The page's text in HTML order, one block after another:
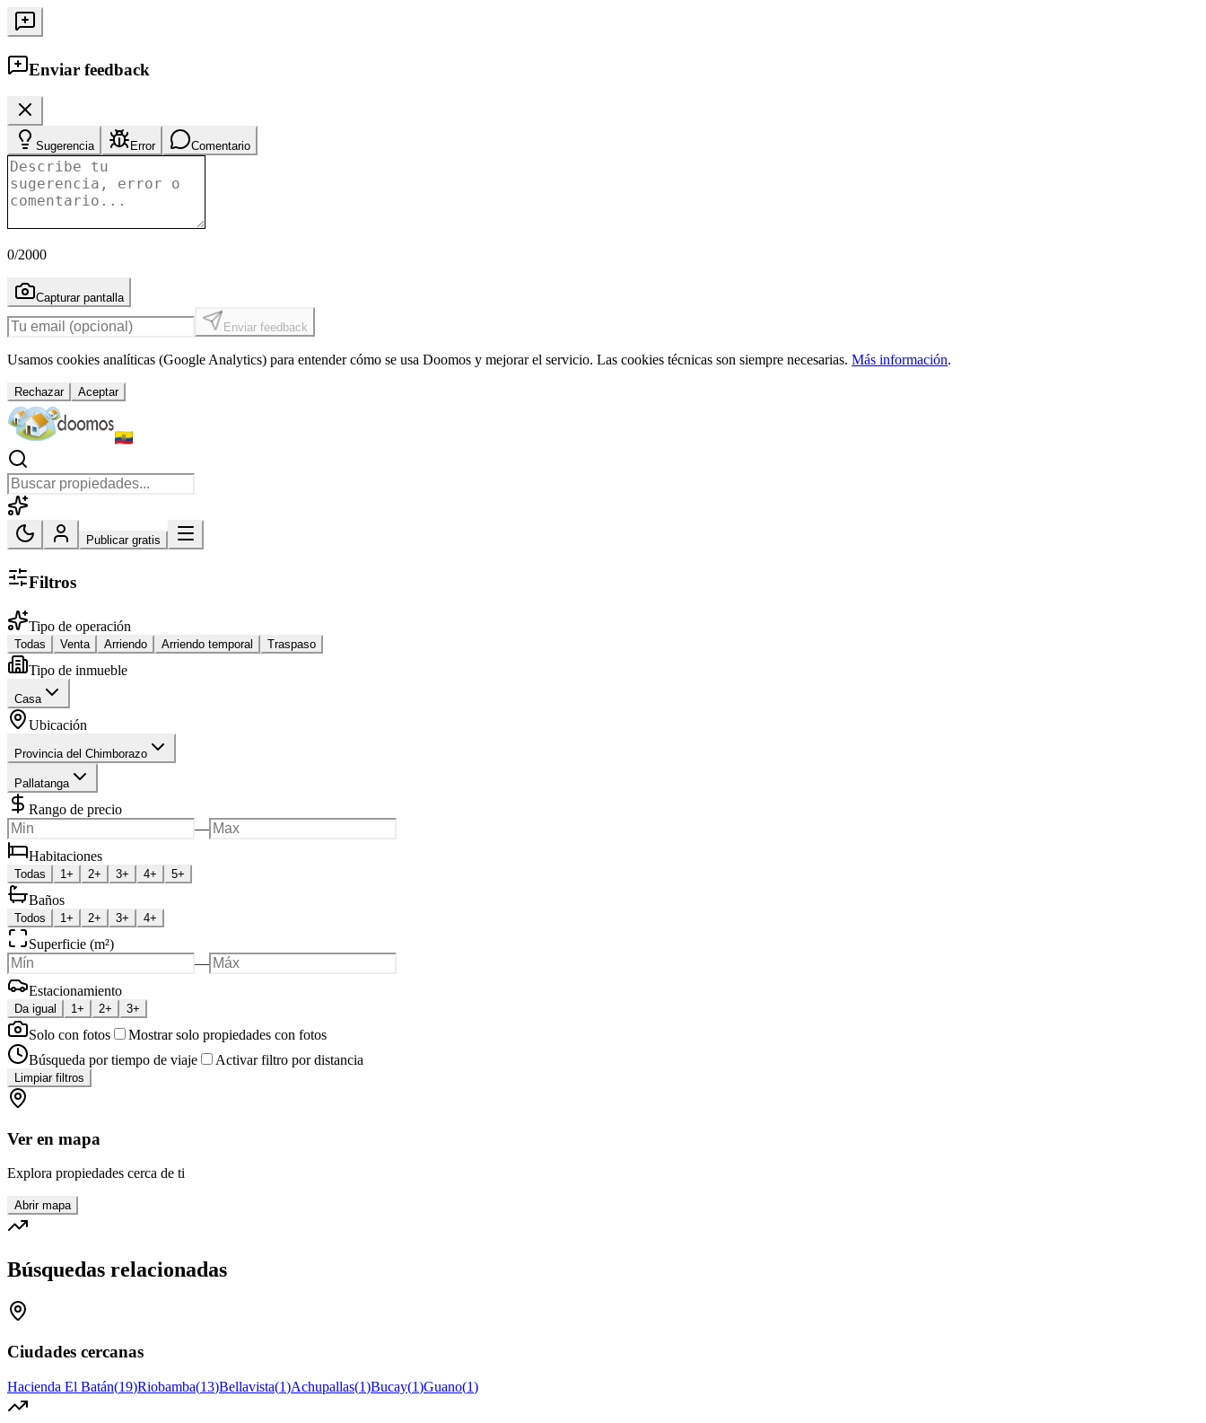
Enviar feedback
Sugerencia Error Comentario
0/2000
Capturar pantalla
Enviar feedback
Usamos cookies analíticas (Google Analytics) para entender cómo se usa Doomos y mejorar el servicio. Las cookies técnicas son siempre necesarias. Más información.
Rechazar Aceptar
Publicar gratis
Filtros
Tipo de operación
Todas Venta Arriendo Arriendo temporal Traspaso
Tipo de inmueble
Casa
Ubicación
Provincia del Chimborazo
Pallatanga
Rango de precio
—
Habitaciones
Todas 1+ 2+ 3+ 4+ 5+
Baños
Todos 1+ 2+ 3+ 4+
Superficie (m²)
—
Estacionamiento
Da igual 1+ 2+ 3+
Solo con fotos
Mostrar solo propiedades con fotos
Búsqueda por tiempo de viaje
Activar filtro por distancia
Limpiar filtros
Ver en mapa
Explora propiedades cerca de ti
Abrir mapa
Búsquedas relacionadas
Ciudades cercanas
Hacienda El Batán(19)Riobamba(13)Bellavista(1)Achupallas(1)Bucay(1)Guano(1)